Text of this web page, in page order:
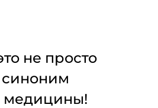
не просто
синоним
медицины!